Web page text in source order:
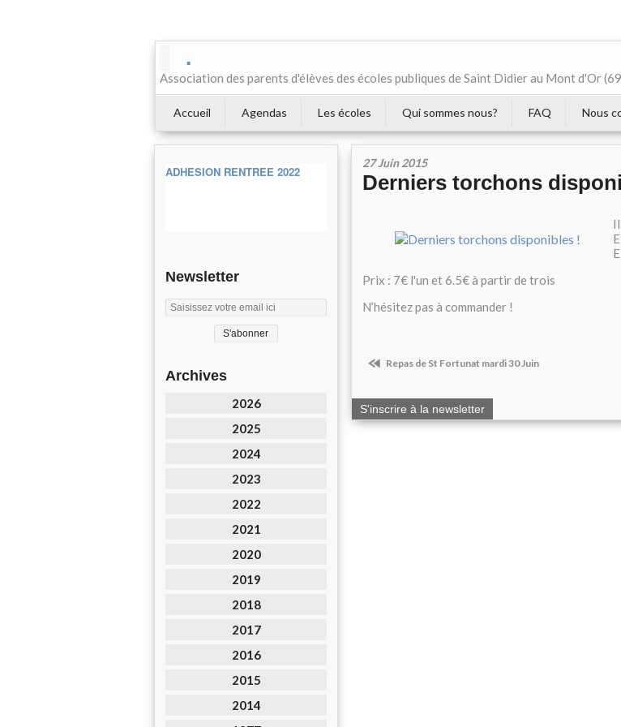
.
Association des parents d'élèves des écoles publiques de Saint Didier au Mont d'Or
Accueil Agendas Les écoles Qui sommes nous? FAQ Nous
ADHESION RENTREE 2022
Newsletter
Archives
2026
2025
2024
2023
2022
2021
2020
2019
2018
2017
2016
2015
2014
27 Juin 2015
Derniers torchons
Prix : 7€ l'un et 6.5€ à partir de trois
N’hésitez pas à commander !
Repas de St Fortunat mardi 30 Juin
S'inscrire à la newsletter